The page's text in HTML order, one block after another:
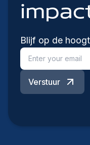
Blijf op de
Verstuur